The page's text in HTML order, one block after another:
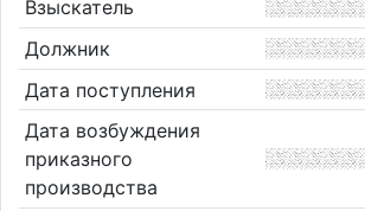
Взыскатель
Должник
Дата поступления
Дата возбуждения
приказного
производства